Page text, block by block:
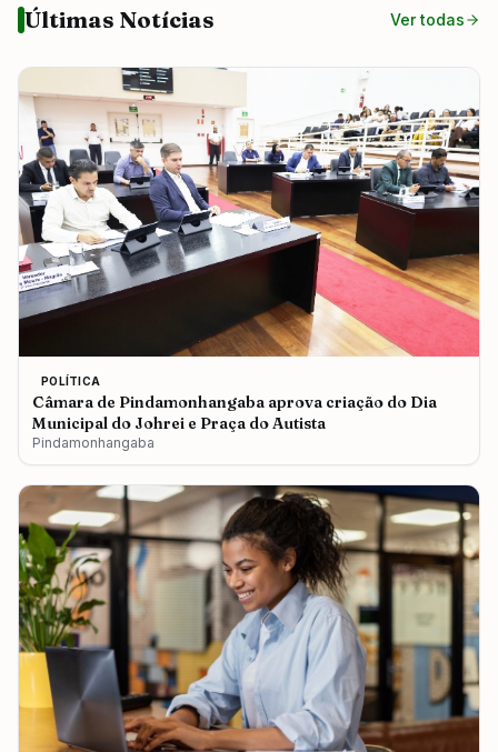
Últimas Notícias Ver todas
POLÍTICA
Câmara de Pindamonhangaba aprova criação do Dia
Municipal do Johrei e Praça do Autista
Pindamonhangaba